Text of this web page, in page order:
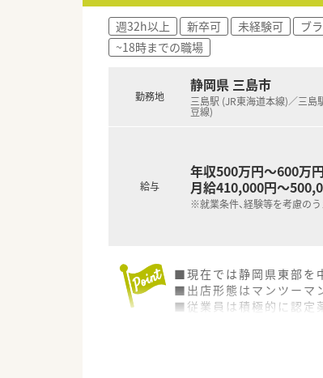
週32h以上 新卒可 未経験可 ブ
~18時までの職場
勤務地
静岡県 三島市
三島駅 (JR東海道本線)／三島
豆線)
給与
年収500万円～600万円
月給410,000円～
※就業条件、経験等を考慮のう
■現在では静岡県東部を
■出店形態はマンツーマ
■従業員は積極的に認定